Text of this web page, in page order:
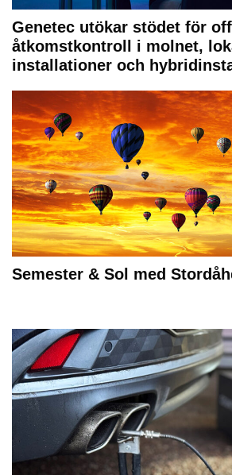
Genetec utökar stödet för
åtkomstkontroll i molnet,
installationer och
Semester & Sol med